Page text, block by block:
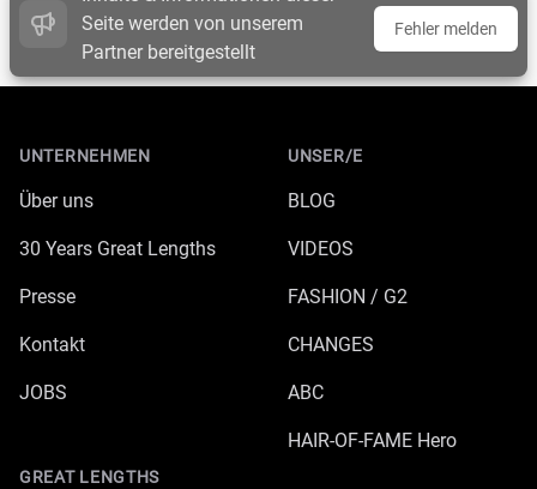
Seite werden von unserem
Partner bereitgestellt
Fehler melden
UNTERNEHMEN
Über uns
30 Years Great Lengths
Presse
Kontakt
JOBS
GREAT LENGTHS
UNSER/E
BLOG
VIDEOS
FASHION / G2
CHANGES
ABC
HAIR-OF-FAME Hero